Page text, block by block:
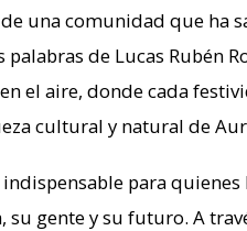
una comunidad que ha
de Lucas Rubén
el aire, donde cada
cultural y natural de
para
gente y su futuro. A